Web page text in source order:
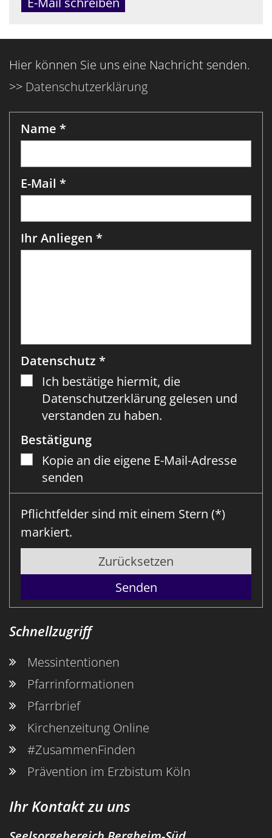
Hier können Sie uns eine Nachricht senden.
>> Datenschutzerklärung
Name *
E-Mail *
Ihr Anliegen *
Datenschutz *
Ich bestätige hiermit, die
Datenschutzerklärung gelesen und
verstanden zu haben.
Bestätigung
Kopie an die eigene E-Mail-Adresse
senden
Pflichtfelder sind mit einem Stern (*)
markiert.
Zurücksetzen
Schnellzugriff
Messintentionen
Pfarrinformationen
Pfarrbrief
Kirchenzeitung Online
#ZusammenFinden
Prävention im Erzbistum Köln
Ihr Kontakt zu uns